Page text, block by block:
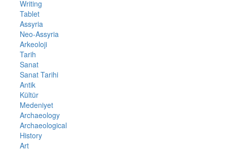
Writing
Tablet
Assyria
Neo-Assyria
Arkeoloji
Tarih
Sanat
Sanat Tarihi
Antik
Kültür
Medeniyet
Archaeology
Archaeological
History
Art